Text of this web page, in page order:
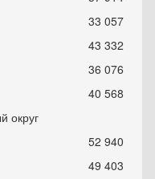
33 057
43 332
36 076
40 568
округ
52 940
49 403